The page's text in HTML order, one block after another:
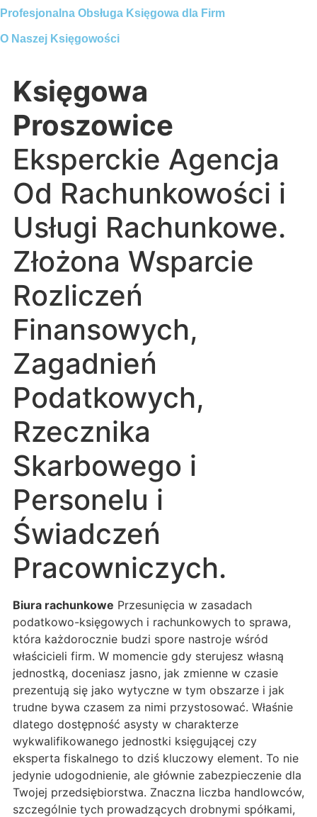
Profesjonalna Obsługa Księgowa dla Firm
O Naszej Księgowości
Księgowa
Proszowice
Eksperckie Agencja
Od Rachunkowości i
Usługi Rachunkowe.
Złożona Wsparcie
Rozliczeń
Finansowych,
Zagadnień
Podatkowych,
Rzecznika
Skarbowego i
Personelu i
Świadczeń
Pracowniczych.
Biura rachunkowe Przesunięcia w zasadach
podatkowo-księgowych i rachunkowych to sprawa,
która każdorocznie budzi spore nastroje wśród
właścicieli firm. W momencie gdy sterujesz własną
jednostką, doceniasz jasno, jak zmienne w czasie
prezentują się jako wytyczne w tym obszarze i jak
trudne bywa czasem za nimi przystosować. Właśnie
dlatego dostępność asysty w charakterze
wykwalifikowanego jednostki księgującej czy
eksperta fiskalnego to dziś kluczowy element. To nie
jedynie udogodnienie, ale głównie zabezpieczenie dla
Twojej przedsiębiorstwa. Znaczna liczba handlowców,
szczególnie tych prowadzących drobnymi spółkami,